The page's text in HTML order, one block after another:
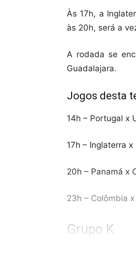
Às 17h, a
às 20h, será a
A rodada se
Guadalajara.
Jogos desta
14h – Portugal x
17h – Inglaterra
20h – Panamá x
23h – Colômbia
Grupo K